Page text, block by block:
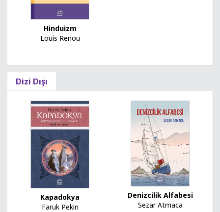
Hinduizm
Louis Renou
Dizi Dışı
Kapadokya
Faruk Pekin
Denizcilik Alfabesi
Sezar Atmaca